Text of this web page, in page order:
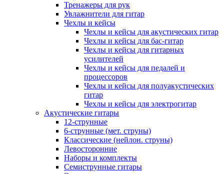
Тренажеры для рук
Увлажнители для гитар
Чехлы и кейсы
Чехлы и кейсы для акустических гитар
Чехлы и кейсы для бас-гитар
Чехлы и кейсы для гитарных
усилителей
Чехлы и кейсы для педалей и
процессоров
Чехлы и кейсы для полуакустических
гитар
Чехлы и кейсы для электрогитар
Акустические гитары
12-струнные
6-струнные (мет. струны)
Классические (нейлон. струны)
Левосторонние
Наборы и комплекты
Семиструнные гитары